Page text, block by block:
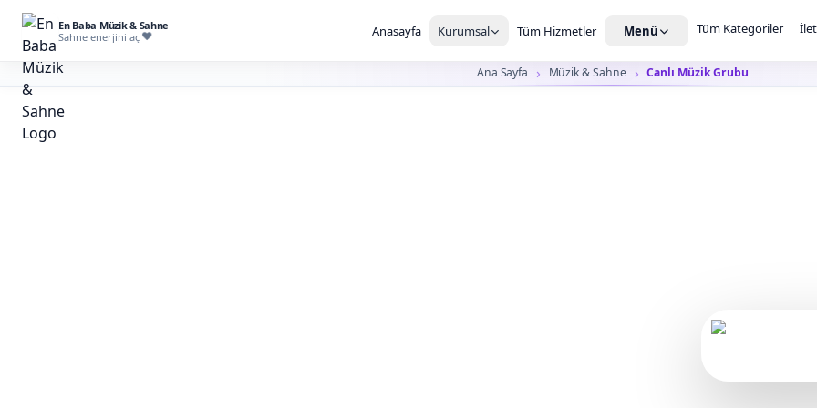
En Baba Müzik & Sahne
Sahne enerjini aç
Anasayfa Kurumsal Tüm Hizmetler Menü Tüm Kategoriler
Ana Sayfa Müzik & Sahne Canlı Müzik Grubu